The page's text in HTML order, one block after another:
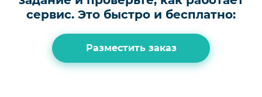
сервис. Это быстро и бесплатно:
Разместить заказ